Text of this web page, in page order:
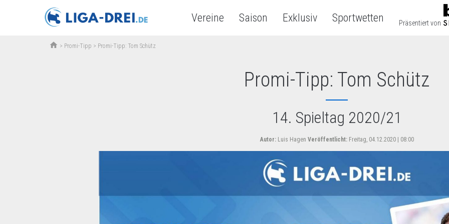
Vereine Saison Exklusiv Sportwetten Präsentiert von
home > Promi-Tipp > Promi-Tipp: Tom Schütz
Promi-Tipp: Tom Schütz
14. Spieltag 2020/21
Autor:Luis Hagen Veröffentlicht:Freitag, 04.12.2020 | 08:00